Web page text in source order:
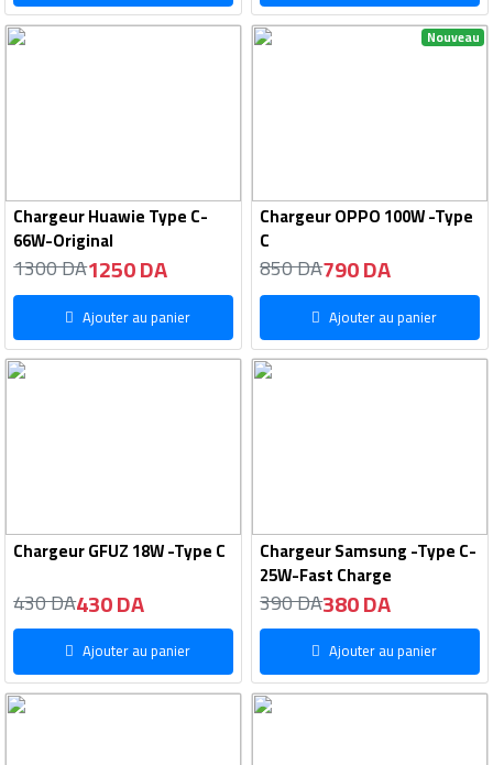
Chargeur Huawie Type C-
66W-Original
1300 DA1250 DA
Ajouter au panier
Nouveau
Chargeur OPPO 100W -Type
C
850 DA790 DA
Ajouter au panier
Chargeur GFUZ 18W -Type C
430 DA430 DA
Ajouter au panier
Chargeur Samsung -Type C-
25W-Fast Charge
390 DA380 DA
Ajouter au panier